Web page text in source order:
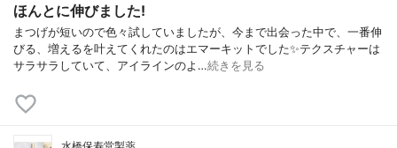
ほんとに伸びました!
まつげが短いので色々試していましたが、今まで出会った中で、一番伸
びる、増えるを叶えてくれたのはエマーキットでした✨テクスチャーは
サラサラしていて、アイラインのよ…続きを見る